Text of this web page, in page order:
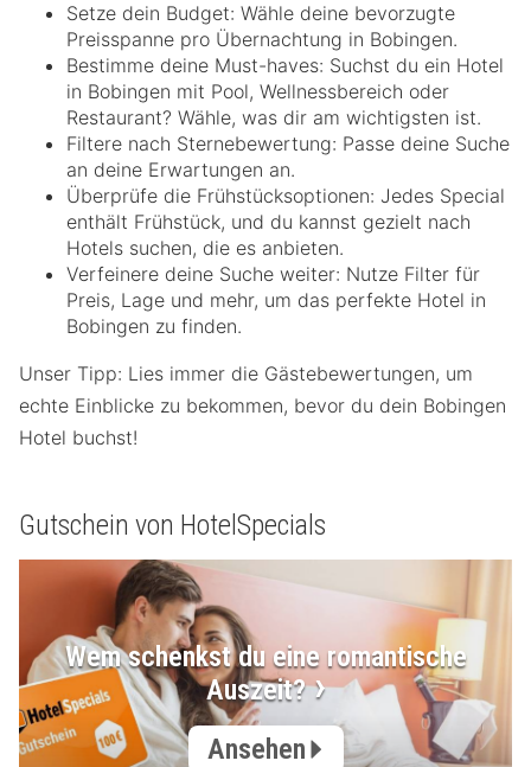
Setze dein Budget: Wähle deine bevorzugte
Preisspanne pro Übernachtung in Bobingen.
Bestimme deine Must-haves: Suchst du ein Hotel
in Bobingen mit Pool, Wellnessbereich oder
Restaurant? Wähle, was dir am wichtigsten ist.
Filtere nach Sternebewertung: Passe deine Suche
an deine Erwartungen an.
Überprüfe die Frühstücksoptionen: Jedes Special
enthält Frühstück, und du kannst gezielt nach
Hotels suchen, die es anbieten.
Verfeinere deine Suche weiter: Nutze Filter für
Preis, Lage und mehr, um das perfekte Hotel in
Bobingen zu finden.
Unser Tipp: Lies immer die Gästebewertungen, um
echte Einblicke zu bekommen, bevor du dein Bobingen
Hotel buchst!
Gutschein von HotelSpecials
Wem schenkst du eine romantische
Auszeit?
Ansehen